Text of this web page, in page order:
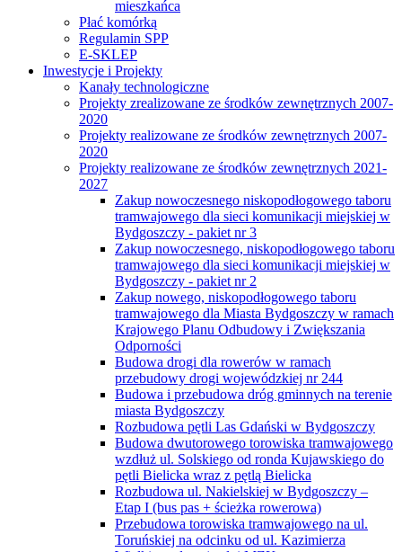
mieszkańca
Płać komórką
Regulamin SPP
E-SKLEP
Inwestycje i Projekty
Kanały technologiczne
Projekty zrealizowane ze środków zewnętrznych 2007-
2020
Projekty realizowane ze środków zewnętrznych 2007-
2020
Projekty realizowane ze środków zewnętrznych 2021-
2027
Zakup nowoczesnego niskopodłogowego taboru
tramwajowego dla sieci komunikacji miejskiej w
Bydgoszczy - pakiet nr 3
Zakup nowoczesnego, niskopodłogowego taboru
tramwajowego dla sieci komunikacji miejskiej w
Bydgoszczy - pakiet nr 2
Zakup nowego, niskopodłogowego taboru
tramwajowego dla Miasta Bydgoszczy w ramach
Krajowego Planu Odbudowy i Zwiększania
Odporności
Budowa drogi dla rowerów w ramach
przebudowy drogi wojewódzkiej nr 244
Budowa i przebudowa dróg gminnych na terenie
miasta Bydgoszczy
Rozbudowa pętli Las Gdański w Bydgoszczy
Budowa dwutorowego torowiska tramwajowego
wzdłuż ul. Solskiego od ronda Kujawskiego do
pętli Bielicka wraz z pętlą Bielicka
Rozbudowa ul. Nakielskiej w Bydgoszczy –
Etap I (bus pas + ścieżka rowerowa)
Przebudowa torowiska tramwajowego na ul.
Toruńskiej na odcinku od ul. Kazimierza